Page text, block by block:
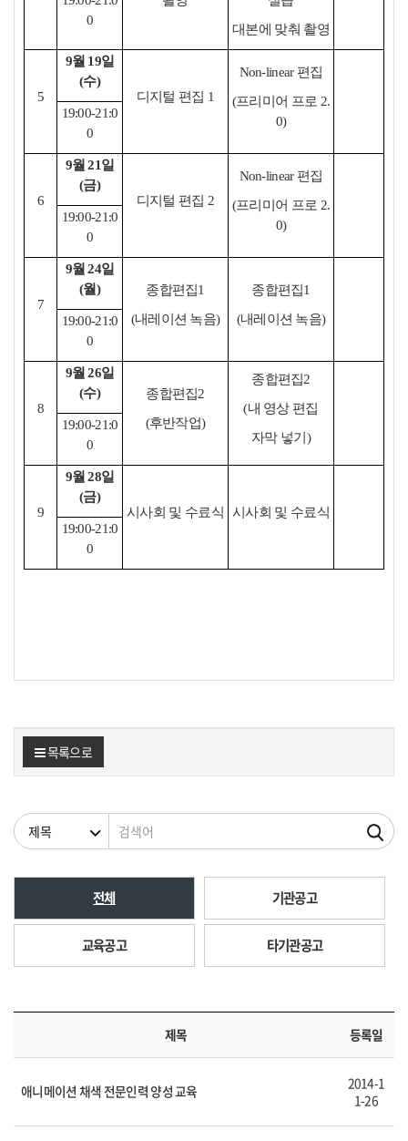
대본에 맞춰 촬영
0
5
9월 19일
(수)
디지털 편집 1
Non-linear 편집
(프리미어 프로 2.
0)
19:00-21:0
0
6
9월 21일
(금)
디지털 편집 2
Non-linear 편집
(프리미어 프로 2.
0)
19:00-21:0
0
7
9월 24일
(월)
종합편집1
(내레이션 녹음)
종합편집1
(내레이션 녹음)
19:00-21:0
0
8
9월 26일
(수)
종합편집2
(후반작업)
종합편집2
(내 영상 편집
자막 넣기)
19:00-21:0
0
9
9월 28일
(금)
시사회 및 수료식
시사회 및 수료식
19:00-21:0
0
목록으로
검색조건 검색어
전체 기관공고
교육공고 타기관공고
제목 등록일
애니메이션 채색 전문인력 양성 교육
2014-1
1-26